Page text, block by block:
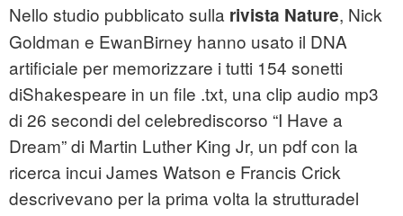
Nello studio pubblicato sulla rivista Nature, Nick
Goldman e EwanBirney hanno usato il DNA
artificiale per memorizzare i tutti 154 sonetti
diShakespeare in un file .txt, una clip audio mp3
di 26 secondi del celebrediscorso “I Have a
Dream” di Martin Luther King Jr, un pdf con la
ricerca incui James Watson e Francis Crick
descrivevano per la prima volta la strutturadel